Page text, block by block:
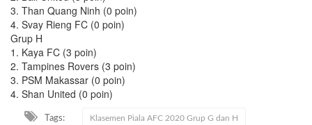
3. Than Quang Ninh (0 poin)
4. Svay Rieng FC (0 poin)
Grup H
1. Kaya FC (3 poin)
2. Tampines Rovers (3 poin)
3. PSM Makassar (0 poin)
4. Shan United (0 poin)
Tags: Klasemen Piala AFC 2020 Grup G dan H